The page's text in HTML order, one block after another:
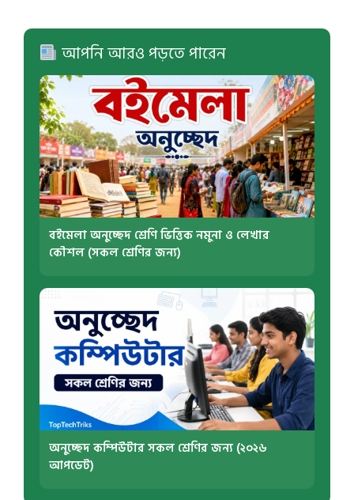
আপনি আরও পড়তে পারেন
বইমেলা অনুচ্ছেদ শ্রেণি ভিত্তিক নমুনা ও লেখার
কৌশল (সকল শ্রেণির জন্য)
অনুচ্ছেদ কম্পিউটার সকল শ্রেণির জন্য (২০২৬
আপডেট)